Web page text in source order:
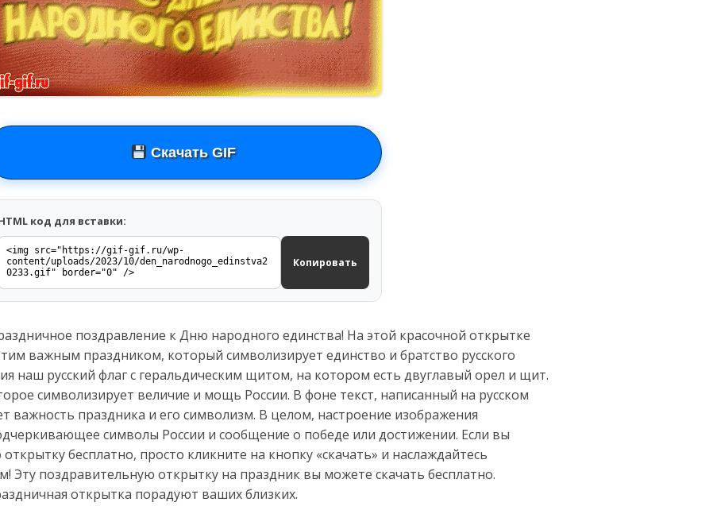
Скачать GIF
код для вставки:
Копировать
поздравление к Дню народного единства! На этой красочной открытке
важным праздником, который символизирует единство и братство русского
наш русский флаг с геральдическим щитом, на котором есть двуглавый орел и щит.
символизирует величие и мощь России. В фоне текст, написанный на русском
важность праздника и его символизм. В целом, настроение изображения
символы России и сообщение о победе или достижении. Если вы
бесплатно, просто кликните на кнопку «скачать» и наслаждайтесь
Эту поздравительную открытку на праздник вы можете скачать бесплатно.
открытка порадуют ваших близких.